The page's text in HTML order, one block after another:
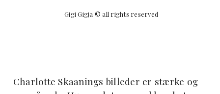
Gigi Gigja © all rights reserved
Charlotte Skaanings billeder er stærke og